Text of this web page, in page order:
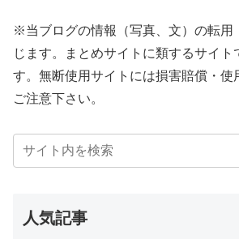
※当ブログの情報（写真、文）の転用
じます。まとめサイトに類するサイト
す。無断使用サイトには損害賠償・使
ご注意下さい。
人気記事